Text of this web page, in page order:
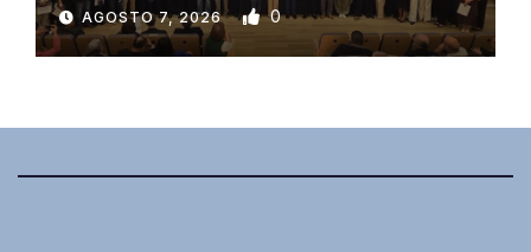
AGOSTO 7, 2026 0